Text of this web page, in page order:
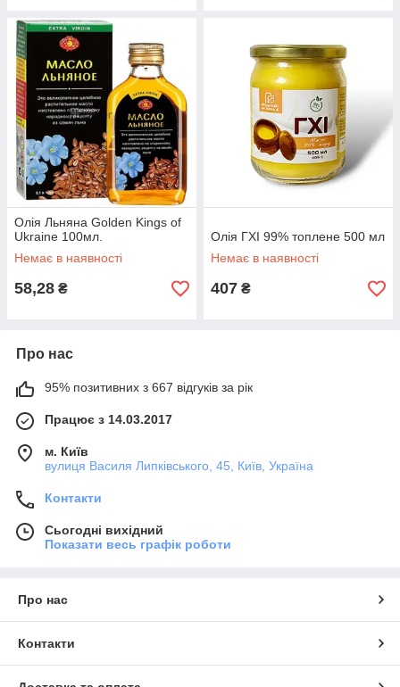
Олія Льняна Golden Kings of
Ukraine 100мл.
Немає в наявності
58,28 ₴
Олія ГХІ 99% топлене 500 мл
Немає в наявності
407 ₴
Про нас
95% позитивних з 667 відгуків за рік
Працює з 14.03.2017
м. Київ
вулиця Василя Липківського, 45, Київ, Україна
Контакти
Сьогодні вихідний
Показати весь графік роботи
Про нас
Контакти